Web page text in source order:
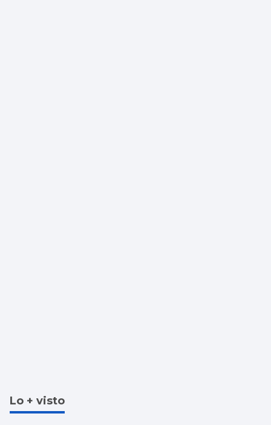
Lo + visto